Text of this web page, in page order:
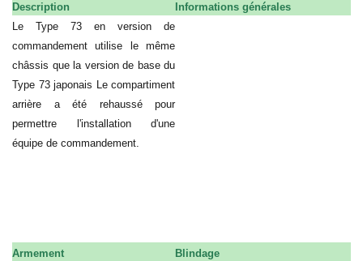
Description
Informations générales
Le Type 73 en version de
commandement utilise le même
châssis que la version de base du
Type 73 japonais Le compartiment
arrière a été rehaussé pour
permettre l'installation d'une
équipe de commandement.
Armement
Blindage